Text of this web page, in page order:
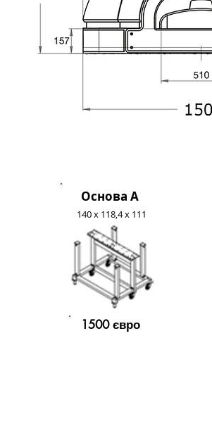
140 x 118,4 x 111
1500 євро
Основа A